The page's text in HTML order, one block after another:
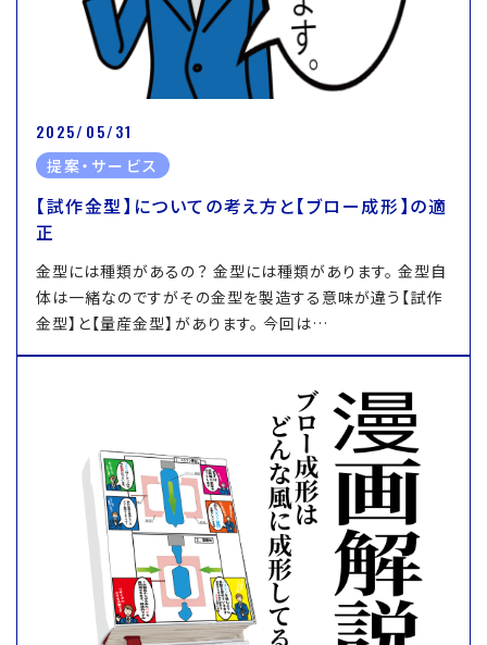
2025/05/31
提案・サービス
【試作金型】についての考え方と【ブロー成形】の適
正
金型には種類があるの？ 金型には種類があります。 金型自
体は一緒なのですがその金型を製造する意味が違う【試作
金型】と【量産金型】があります。 今回は…